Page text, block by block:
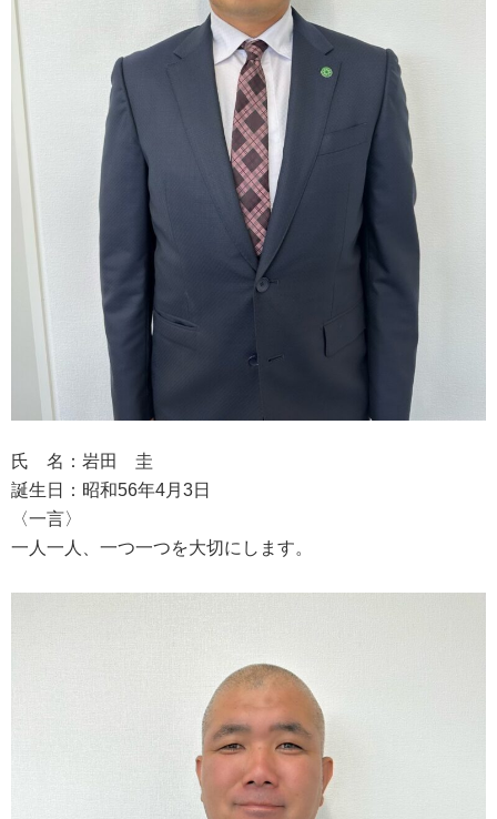
氏 名：岩田 圭
誕生日：昭和56年4月3日
〈一言〉
一人一人、一つ一つを大切にします。